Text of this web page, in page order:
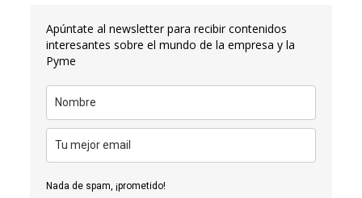
Apúntate al newsletter para recibir contenidos
interesantes sobre el mundo de la empresa y la
Pyme
Nada de spam, ¡prometido!